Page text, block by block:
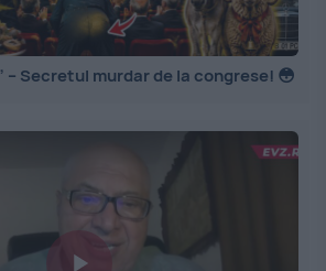
– Secretul murdar de la congrese! 😳